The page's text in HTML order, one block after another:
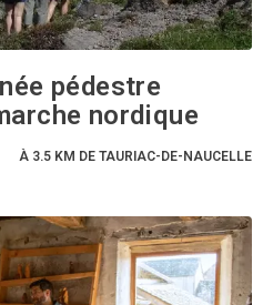
pédestre
nordique
À 3.5 KM DE TAURIAC-DE-NAUCELLE